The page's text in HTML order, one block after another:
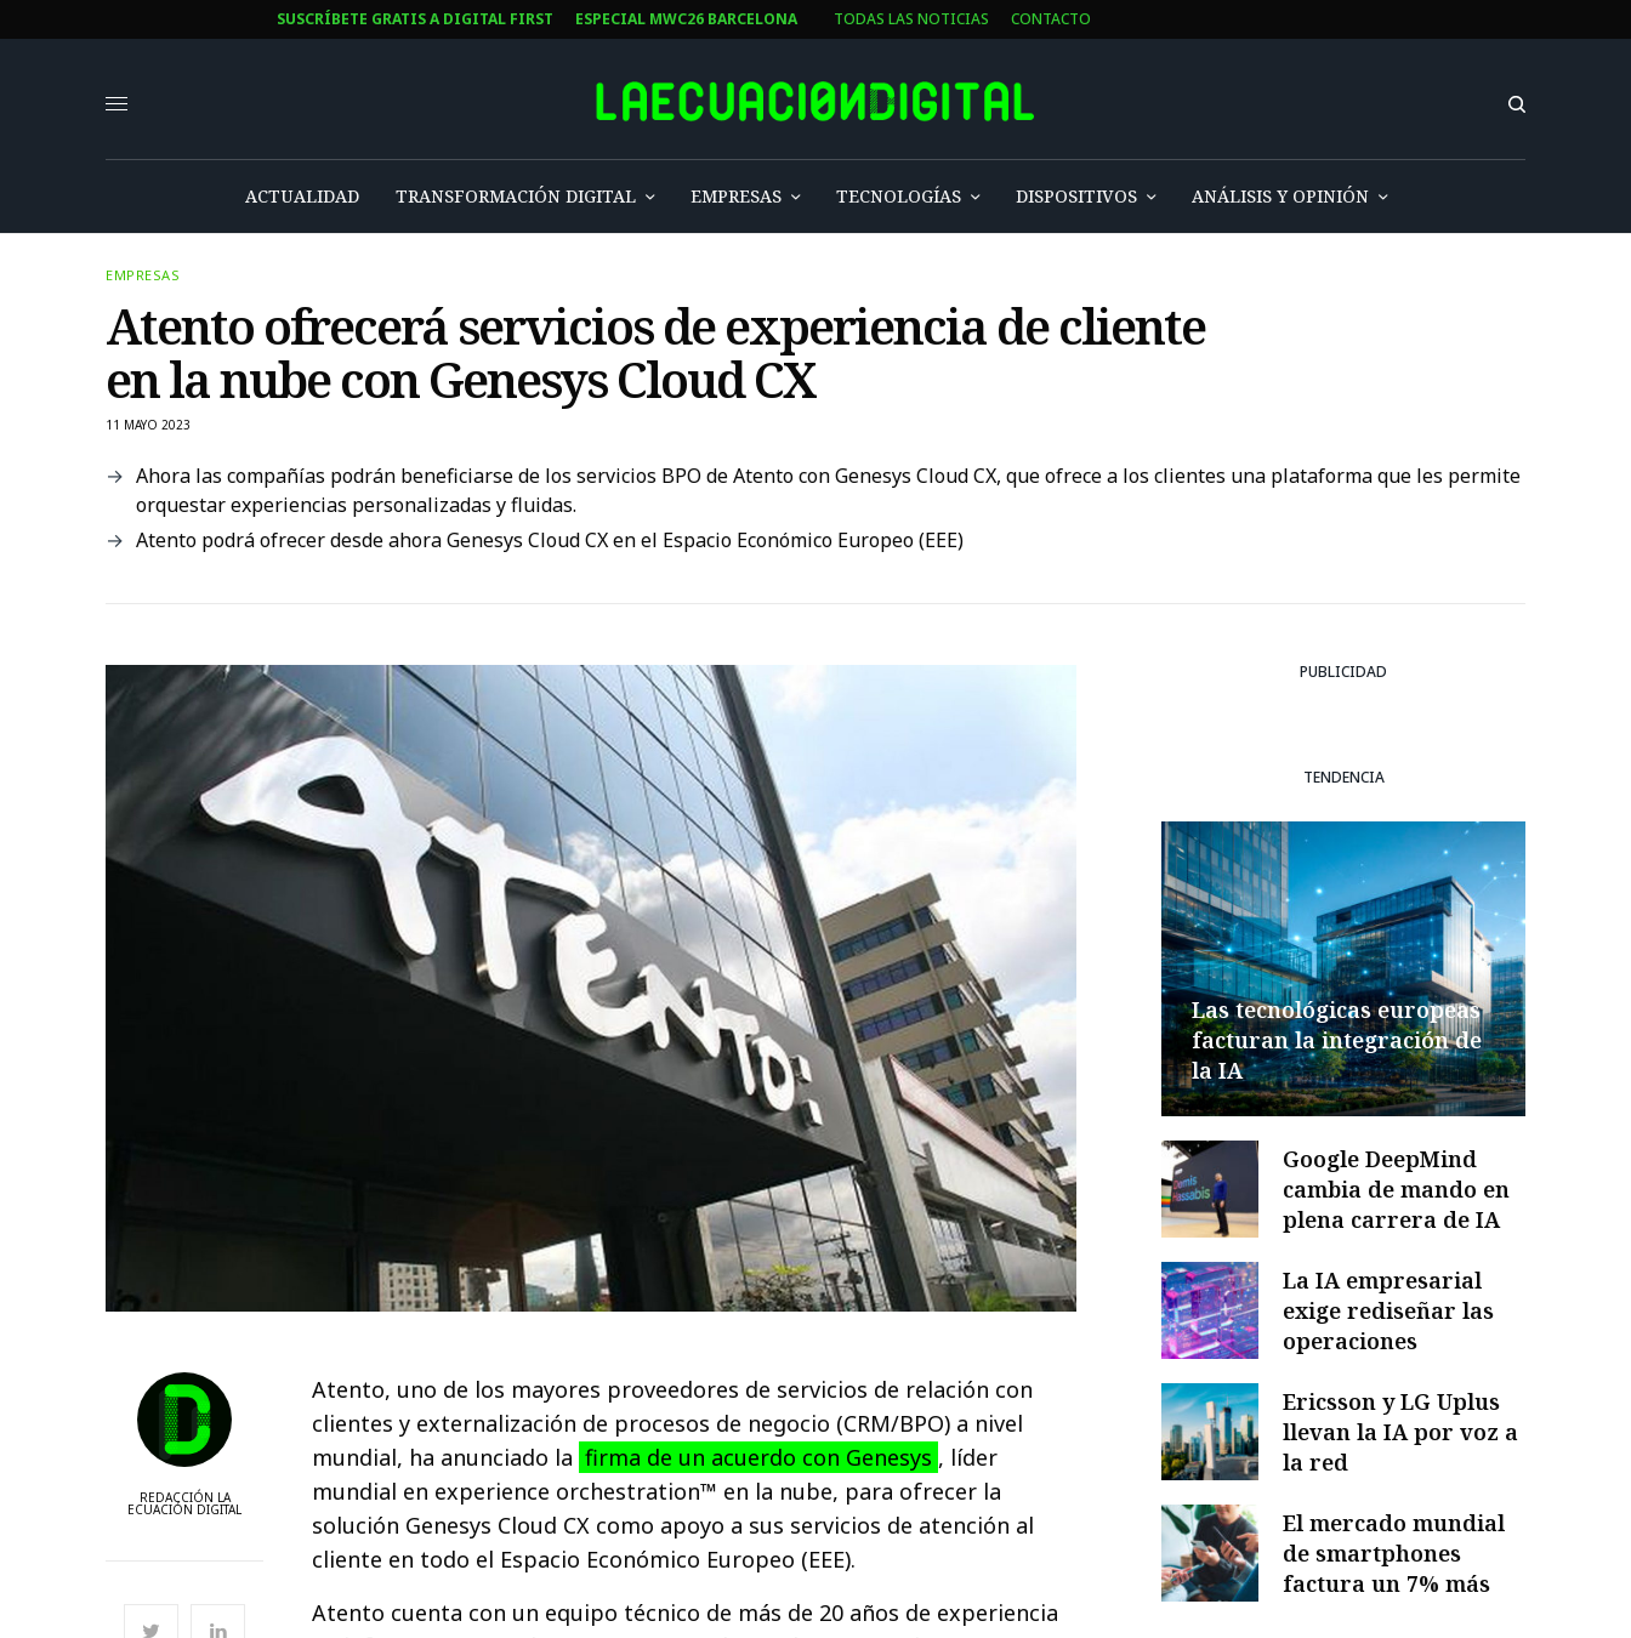
SUSCRÍBETE GRATIS A DIGITAL FIRST ESPECIAL MWC26 BARCELONA TODAS LAS NOTICIAS CONTACTO
ACTUALIDAD TRANSFORMACIÓN DIGITAL EMPRESAS TECNOLOGÍAS DISPOSITIVOS ANÁLISIS Y OPINIÓN
EMPRESAS
Atento ofrecerá servicios de experiencia de cliente
en la nube con Genesys Cloud CX
11 MAYO 2023
Ahora las compañías podrán beneficiarse de los servicios BPO de Atento con Genesys Cloud CX, que ofrece a los clientes una plataforma que les permite
orquestar experiencias personalizadas y fluidas.
Atento podrá ofrecer desde ahora Genesys Cloud CX en el Espacio Económico Europeo (EEE)
REDACCIÓN LA
ECUACIÓN DIGITAL
Atento, uno de los mayores proveedores de servicios de relación con
clientes y externalización de procesos de negocio (CRM/BPO) a nivel
mundial, ha anunciado la firma de un acuerdo con Genesys , líder
mundial en experience orchestration™ en la nube, para ofrecer la
solución Genesys Cloud CX como apoyo a sus servicios de atención al
cliente en todo el Espacio Económico Europeo (EEE).
Atento cuenta con un equipo técnico de más de 20 años de experiencia
PUBLICIDAD
TENDENCIA
Las tecnológicas europeas
facturan la integración de
la IA
Google DeepMind
cambia de mando en
plena carrera de IA
La IA empresarial
exige rediseñar las
operaciones
Ericsson y LG Uplus
llevan la IA por voz a
la red
El mercado mundial
de smartphones
factura un 7% más